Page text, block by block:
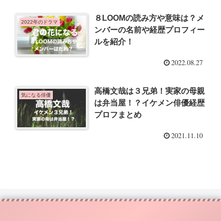
2022年のドラマ
８LOOMの読み方や意味は？メ
ンバーの名前や経歴プロフィー
ルを紹介！
2022.08.27
気になる俳優
高橋文哉は３兄弟！実家の母親
は弁当屋！？イケメン俳優経歴
プロフまとめ
2021.11.10